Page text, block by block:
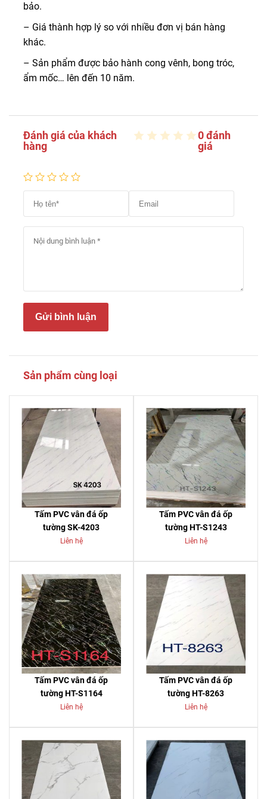
bảo.
– Giá thành hợp lý so với nhiều đơn vị bán hàng
khác.
– Sản phẩm được bảo hành cong vênh, bong tróc,
ẩm mốc… lên đến 10 năm.
Đánh giá của khách
hàng
0 đánh
giá
Gửi bình luận
Sản phẩm cùng loại
Tấm PVC vân đá ốp
tường SK-4203
Liên hệ
Tấm PVC vân đá ốp
tường HT-S1243
Liên hệ
Tấm PVC vân đá ốp
tường HT-S1164
Liên hệ
Tấm PVC vân đá ốp
tường HT-8263
Liên hệ